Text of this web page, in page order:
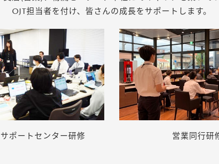
OJT担当者を付け、皆さんの成長をサポートします。
ポートセンター研修 営業同行研